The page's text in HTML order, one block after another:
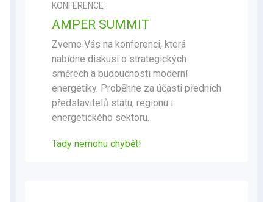
KONFERENCE
AMPER SUMMIT
Zveme Vás na konferenci, která
nabídne diskusi o strategických
směrech a budoucnosti moderní
energetiky. Proběhne za účasti předních
představitelů státu, regionu i
energetického sektoru.
Tady nemohu chybět!